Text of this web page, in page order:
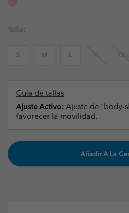
Talla:
S M L XL XXL
Guía de tallas
Ajuste Activo: Ajuste de "body-
favorecer la movilidad.
Añadir A La